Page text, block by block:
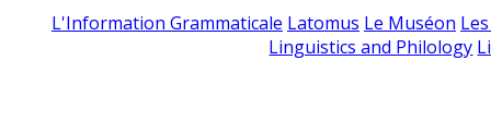
L'Information Grammaticale Latomus Le Muséon
Linguistics and Philology